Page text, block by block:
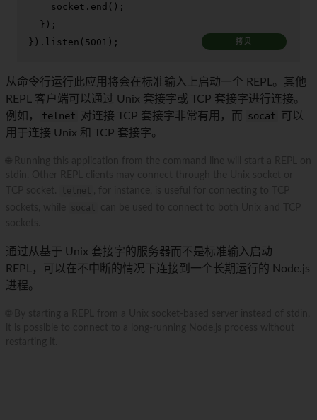
    socket.
end ();
  });
}). listen ( 5001 ); 拷贝
从命令行运行此应用将会在标准输入上启动一个 REPL。其他
REPL 客户端可以通过 Unix 套接字或 TCP 套接字进行连接。
例如，
telnet 对连接 TCP 套接字非常有用，而 socat
可以
用于连接 Unix 和 TCP 套接字。
通过从基于 Unix 套接字的服务器而不是标准输入启动
REPL，可以在不中断的情况下连接到一个长期运行的 Node.js
进程。